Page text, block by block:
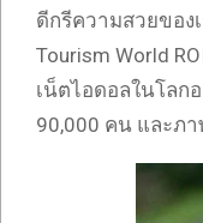
ดีกรีความสวยของ
Tourism World
เน็ตไอดอลในโลก
90,000 คน และภ